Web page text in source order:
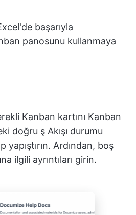
başarıyla
panosunu kullanmaya
Kanban kartını Kanban
doğru ş Akışı durumu
yapıştırın. Ardından, boş
ilgili ayrıntıları girin.